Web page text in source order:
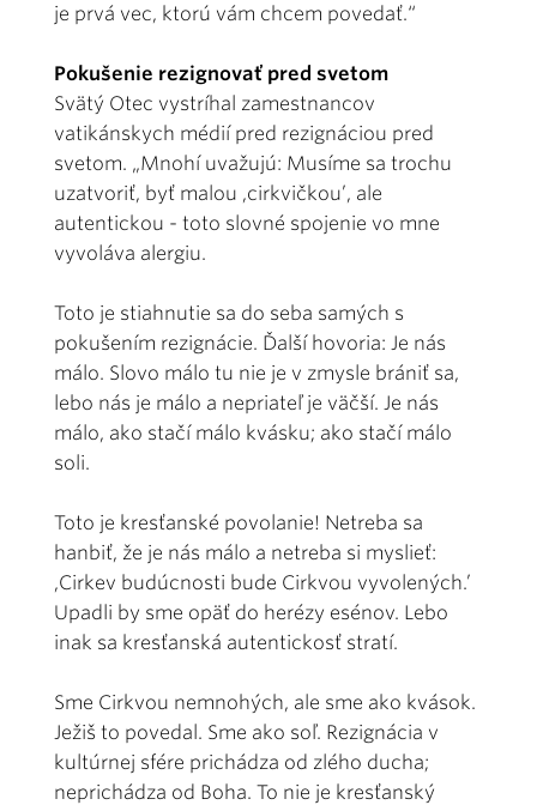
je prvá vec, ktorú vám chcem povedať.“
Pokušenie rezignovať pred svetom
Svätý Otec vystríhal zamestnancov
vatikánskych médií pred rezignáciou pred
svetom. „Mnohí uvažujú: Musíme sa trochu
uzatvoriť, byť malou ,cirkvičkou’, ale
autentickou - toto slovné spojenie vo mne
vyvoláva alergiu.
Toto je stiahnutie sa do seba samých s
pokušením rezignácie. Ďalší hovoria: Je nás
málo. Slovo málo tu nie je v zmysle brániť sa,
lebo nás je málo a nepriateľ je väčší. Je nás
málo, ako stačí málo kvásku; ako stačí málo
soli.
Toto je kresťanské povolanie! Netreba sa
hanbiť, že je nás málo a netreba si myslieť:
,Cirkev budúcnosti bude Cirkvou vyvolených.’
Upadli by sme opäť do herézy esénov. Lebo
inak sa kresťanská autentickosť stratí.
Sme Cirkvou nemnohých, ale sme ako kvások.
Ježiš to povedal. Sme ako soľ. Rezignácia v
kultúrnej sfére prichádza od zlého ducha;
neprichádza od Boha. To nie je kresťanský